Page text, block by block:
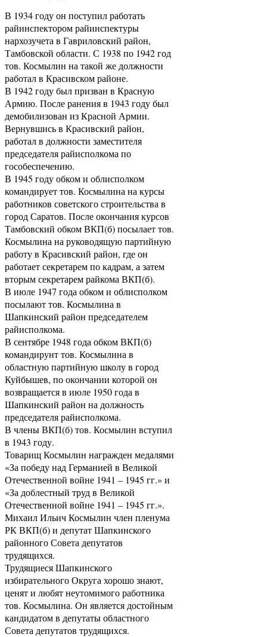
В 1934 году он поступил работать
райинспектором райинспектуры
нархозучета в Гавриловский район,
Тамбовской области. С 1938 по 1942 год
тов. Космылин на такой же должности
работал в Красивском районе.
В 1942 году был призван в Красную
Армию. После ранения в 1943 году был
демобилизован из Красной Армии.
Вернувшись в Красивский район,
работал в должности заместителя
председателя райисполкома по
гособеспечению.
В 1945 году обком и облисполком
командирует тов. Космылина на курсы
работников советского строительства в
город Саратов. После окончания курсов
Тамбовский обком ВКП(б) посылает тов.
Космылина на руководящую партийную
работу в Красивский район, где он
работает секретарем по кадрам, а затем
вторым секретарем райкома ВКП(б).
В июле 1947 года обком и облисполком
посылают тов. Космылина в
Шапкинский район председателем
райисполкома.
В сентябре 1948 года обком ВКП(б)
командирунт тов. Космылина в
областную партийную школу в город
Куйбышев, по окончании которой он
возвращается в июле 1950 года в
Шапкинский район на должность
председателя райисполкома.
В члены ВКП(б) тов. Космылин вступил
в 1943 году.
Товарищ Космылин награжден медалями
«За победу над Германией в Великой
Отечественной войне 1941 – 1945 гг.» и
«За доблестный труд в Великой
Отечественной войне 1941 – 1945 гг.».
Михаил Ильич Космылин член пленума
РК ВКП(б) и депутат Шапкинского
районного Совета депутатов
трудящихся.
Трудящиеся Шапкинского
избирательного Округа хорошо знают,
ценят и любят неутомимого работника
тов. Космылина. Он является достойным
кандидатом в депутаты областного
Совета депутатов трудящихся.